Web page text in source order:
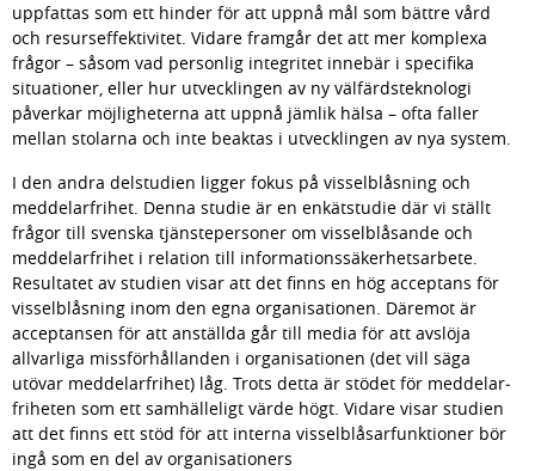
uppfattas som ett hinder för att uppnå mål som bättre vård
och resurseffektivitet. Vidare framgår det att mer komplexa
frågor – såsom vad personlig integritet innebär i specifika
situa­tioner, eller hur utvecklingen av ny välfärds­teknologi
påverkar möjligheterna att uppnå jämlik hälsa – ofta faller
mellan stolarna och inte beaktas i utvecklingen av nya system.
I den andra delstudien ligger fokus på vissel­blåsning och
meddelarfrihet. Denna studie är en enkätstudie där vi ställt
frågor till svenska tjänstepersoner om vissel­blåsande och
meddelar­frihet i relation till informations­säkerhetsarbete.
Resultatet av studien visar att det finns en hög acceptans för
vissel­blåsning inom den egna organisationen. Däremot är
acceptansen för att anställda går till media för att avslöja
allvarliga missför­hållanden i organisationen (det vill säga
utövar meddelar­frihet) låg. Trots detta är stödet för meddelar­
friheten som ett samhäl­leligt värde högt. Vidare visar studien
att det finns ett stöd för att interna visselblåsar­funktioner bör
ingå som en del av organisa­tioners